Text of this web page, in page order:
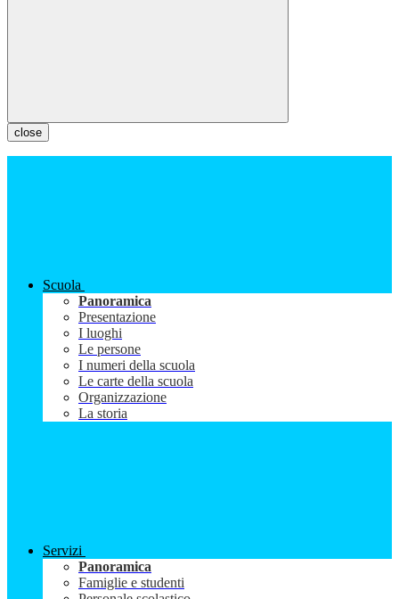
close
Scuola
Panoramica
Presentazione
I luoghi
Le persone
I numeri della scuola
Le carte della scuola
Organizzazione
La storia
Servizi
Panoramica
Famiglie e studenti